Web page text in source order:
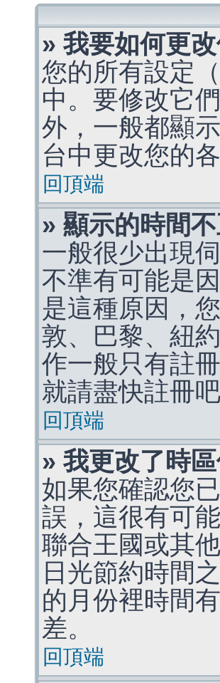
» 我要如何更
您的所有設定
中。要修改它
外，一般都顯
台中更改您的
回頂端
» 顯示的時間不
一般很少出現
不準有可能是
是這種原因，
敦、巴黎、紐
作一般只有註
就請盡快註冊吧
回頂端
» 我更改了時
如果您確認您
誤，這很有可
聯合王國或其
日光節約時間
的月份裡時間
差。
回頂端